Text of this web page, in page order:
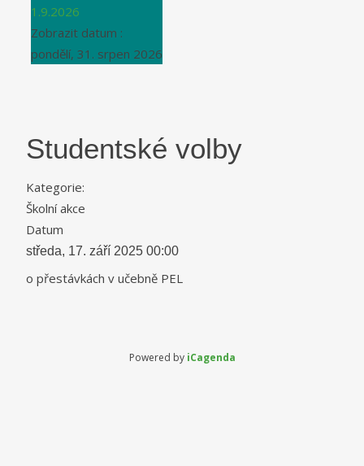
1.9.2026
Zobrazit datum :
pondělí, 31. srpen 2026
Studentské volby
Kategorie:
Školní akce
Datum
středa, 17. září 2025 00:00
o přestávkách v učebně PEL
Powered by iCagenda